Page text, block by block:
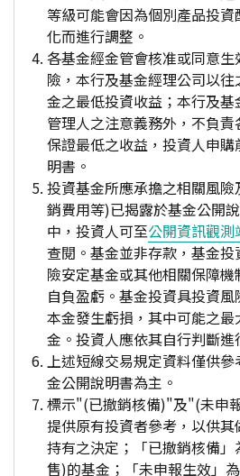
等級可能會因為個別產品投
化而進行調整。
各基金經金管會核准或同意
險，本行及基金經理公司以
金之最低投資收益；本行及
管理人之注意義務外，不負
保證最低之收益，投資人申
明書。
投資基金所應承擔之相關風
銷費用等)已揭露於基金公開
中，投資人可至公開資訊觀測
查閱。基金並非存款，基金
險安定基金或其他相關保障
自負盈虧。基金投資具投資
本金發生虧損，其中可能之
金。投資人應依其自行判斷進
上述短線交易規定資料僅供
金公開說明書為主。
標示"(已撤銷核備)"及"(未申
提供原有投資者參考，以供
持有之決定；「已撤銷核備
售)的基金；「未申報生效」